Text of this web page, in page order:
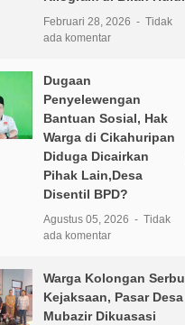
Februari 28, 2026
Tidak
ada komentar
Dugaan
Penyelewengan
Bantuan Sosial, Hak
Warga di Cikahuripan
Diduga Dicairkan
Pihak Lain,Desa
Disentil BPD?
Agustus 05, 2026
Tidak
ada komentar
Warga Kolongan Serbu
Kejaksaan, Pasar Desa
Mubazir Dikuasasi